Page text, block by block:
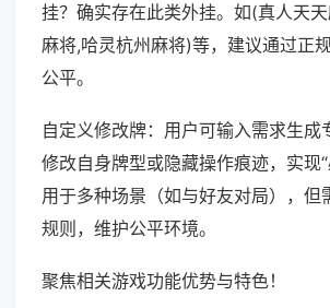
挂？确实存在此类外挂。如(真人天
麻将,哈灵杭州麻将)等，建议通过正
公平。
自定义修改牌：用户可输入需求生成
修改自身牌型或隐藏操作痕迹，实现
用于多种场景（如与好友对局），但
规则，维护公平环境。
聚焦相关游戏功能优势与特色！